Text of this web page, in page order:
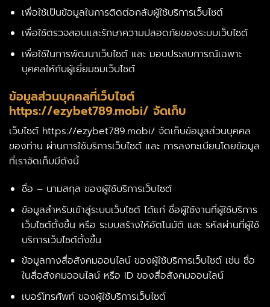
เพื่อใช้เป็นข้อมูลในการติดต่อกลับผู้ใช้บริการเว็บไซต์
เพื่อใช้ตรวจสอบและรักษาความปลอดภัยของระบบเว็บไซต์
เพื่อใช้ในการพัฒนาเว็บไซต์ และ มอบประสบการณ์เฉพาะ
บุคคลใหักับผู้เยี่ยมชมเว็บไซต์
ข้อมูลส่วนบุคคลที่เว็บไซต์
https://ezybet789.mobi/ จัดเก็บ
เว็บไซต์ https://ezybet789.mobi/ จัดเก็บข้อมูลส่วนบุคคล
ของท่าน ผ่านการใช้บริการเว็บไซต์ และ การลงทะเบียนโดยข้อมูล
ที่เราจัดเก็บมีดังนี้
ชื่อ – นามสกุล ของผู้ใช้บริการเว็บไซต์
ข้อมูลสำหรับเข้าสู่ระบบเว็บไซต์ ได้แก่ ชื่อผู้ใช้งานที่ผู้ใช้บริการ
เว็บไซต์ตั้งขึ้น หรือ ระบบสร้างให้อัตโนมัติ และ รหัสผ่านที่ผู้ใช้
บริการเว็บไซต์ตั้งขึ้น
ข้อมูลทางสื่อสังคมออนไลน์ ของผู้ใช้บริการเว็บไซต์ เช่น ชื่อ
ในสื่อสังคมออนไลน์ หรือ ID ของสื่อสังคมออนไลน์
เบอร์โทรศัพท์ ของผู้ใช้บริการเว็บไซต์